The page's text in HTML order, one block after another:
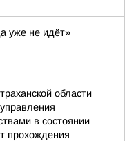
уже не идёт»
области
в состоянии
прохождения